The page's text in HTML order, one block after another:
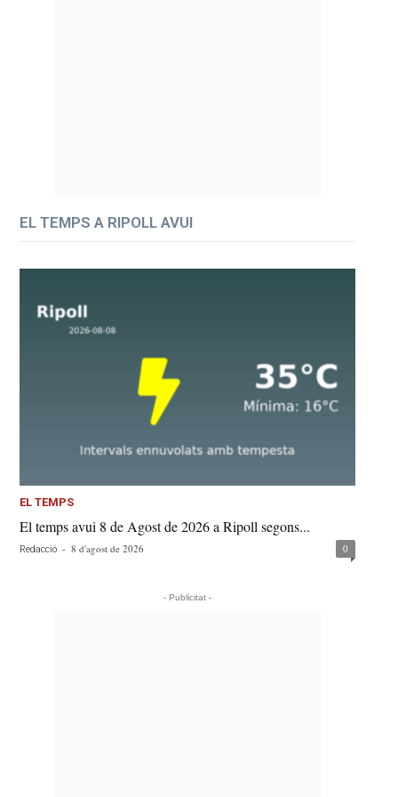
EL TEMPS A RIPOLL AVUI
EL TEMPS
El temps avui 8 de Agost de 2026 a Ripoll segons...
Redacció - 8 d'agost de 2026 0
- Publicitat -